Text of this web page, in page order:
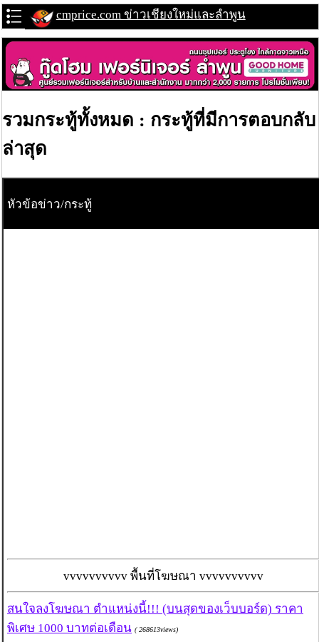
cmprice.com ข่าวเชียงใหม่และลำพูน
รวมกระทู้ทั้งหมด : กระทู้ที่มีการตอบกลับ
ล่าสุด
หัวข้อข่าว/กระทู้
vvvvvvvvvv พื้นที่โฆษณา vvvvvvvvvv
สนใจลงโฆษณา ตำแหน่งนี้!!! (บนสุดของเว็บบอร์ด) ราคา
พิเศษ 1000 บาทต่อเดือน ( 268613views)